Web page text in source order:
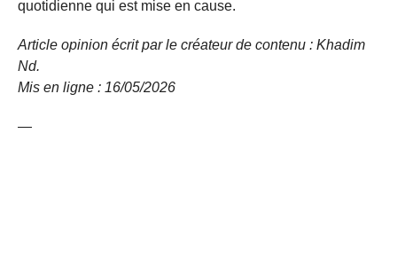
quotidienne qui est mise en cause.
Article opinion écrit par le créateur de contenu : Khadim
Nd.
Mis en ligne : 16/05/2026
—